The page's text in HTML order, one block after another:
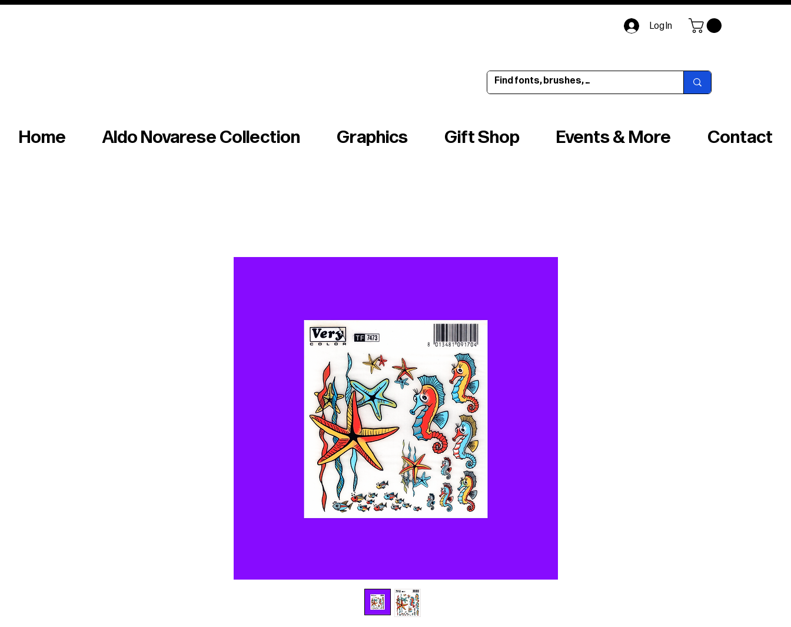
Log In
Home Aldo Novarese Collection Graphics Gift Shop Events & More Contact